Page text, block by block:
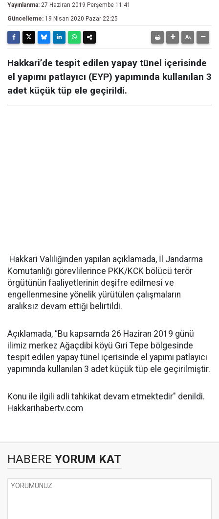
Yayınlanma: 27 Haziran 2019 Perşembe 11:41
Güncelleme: 19 Nisan 2020 Pazar 22:25
Hakkari’de tespit edilen yapay tünel içerisinde
el yapımı patlayıcı (EYP) yapımında kullanılan 3
adet küçük tüp ele geçirildi.
Hakkari Valiliğinden yapılan açıklamada, İl Jandarma
Komutanlığı görevlilerince PKK/KCK bölücü terör
örgütünün faaliyetlerinin deşifre edilmesi ve
engellenmesine yönelik yürütülen çalışmaların
aralıksız devam ettiği belirtildi.
Açıklamada, “Bu kapsamda 26 Haziran 2019 günü
ilimiz merkez Ağaçdibi köyü Gıri Tepe bölgesinde
tespit edilen yapay tünel içerisinde el yapımı patlayıcı
yapımında kullanılan 3 adet küçük tüp ele geçirilmiştir.
Konu ile ilgili adli tahkikat devam etmektedir" denildi.
Hakkarihabertv.com
HABERE YORUM KAT